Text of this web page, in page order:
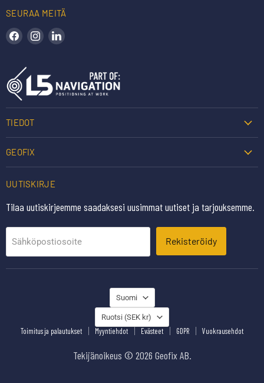
SEURAA MEITÄ
Löydä meidät Facebookista
Löydä meidät Instagramista
TIEDOT
GEOFIX
UUTISKIRJE
Tilaa uutiskirjeemme saadaksesi uusimmat uutiset ja tarjouksemme.
Sähköpostiosoite Rekisteröidy
KIELI
Suomi
MAA
Ruotsi (SEK kr)
Toimitus ja palautukset Myyntiehdot Evästeet GDPR Vuokrausehdot
Tekijänoikeus © 2026 Geofix AB.